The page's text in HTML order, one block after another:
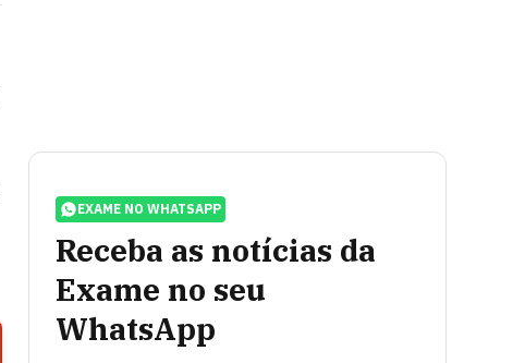
EXAME NO WHATSAPP
Receba as notícias da
Exame no seu
WhatsApp